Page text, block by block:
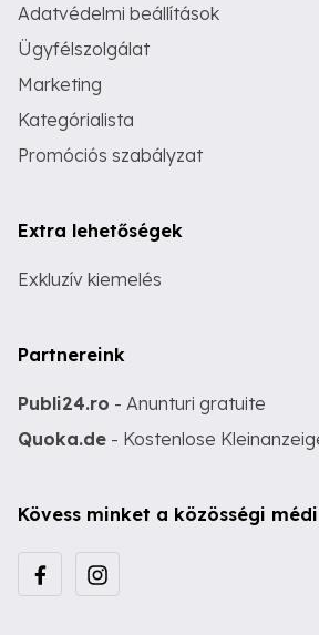
Adatvédelmi beállítások
Ügyfélszolgálat
Marketing
Kategórialista
Promóciós szabályzat
Extra lehetőségek
Exkluzív kiemelés
Partnereink
Publi24.ro - Anunturi gratuite
Quoka.de - Kostenlose
Kövess minket a közösségi